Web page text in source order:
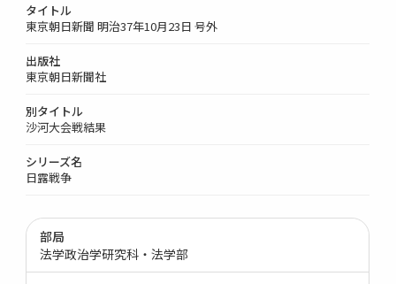
タイトル
東京朝日新聞 明治37年10月23日 号外
出版社
東京朝日新聞社
別タイトル
沙河大会戦結果
シリーズ名
日露戦争
部局
法学政治学研究科・法学部